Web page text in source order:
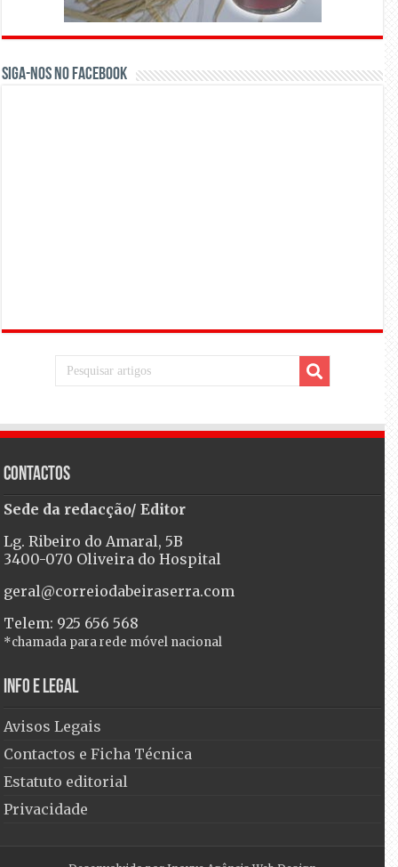
Siga-nos no Facebook
Contactos
Sede da redacção/ Editor
Lg. Ribeiro do Amaral, 5B
3400-070 Oliveira do Hospital
geral@correiodabeiraserra.com
Telem: 925 656 568
*chamada para rede móvel nacional
Info e Legal
Avisos Legais
Contactos e Ficha Técnica
Estatuto editorial
Privacidade